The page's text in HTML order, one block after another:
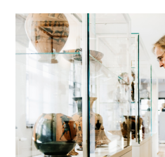
ガイド原稿のネイティブチ
外国語ナレーターの価格が
音声ガイドの宅録サンプル
サポート体制が充実している
施設紹介動画の依頼も依頼
まとめ